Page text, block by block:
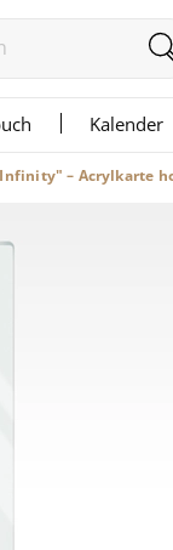
Kalender
– Acrylkarte